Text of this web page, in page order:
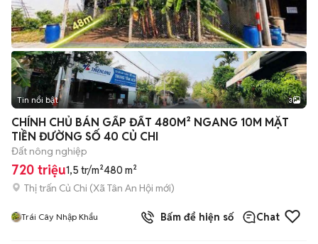
Tin nổi bật 3
CHÍNH CHỦ BÁN GẤP ĐẤT 480M² NGANG 10M MẶT
TIỀN ĐƯỜNG SỐ 40 CỦ CHI
Đất nông nghiệp
720 triệu1,5 tr/m²480 m²
Thị trấn Củ Chi (Xã Tân An Hội mới)
Trái Cây Nhập Khẩu Bấm để hiện số Chat